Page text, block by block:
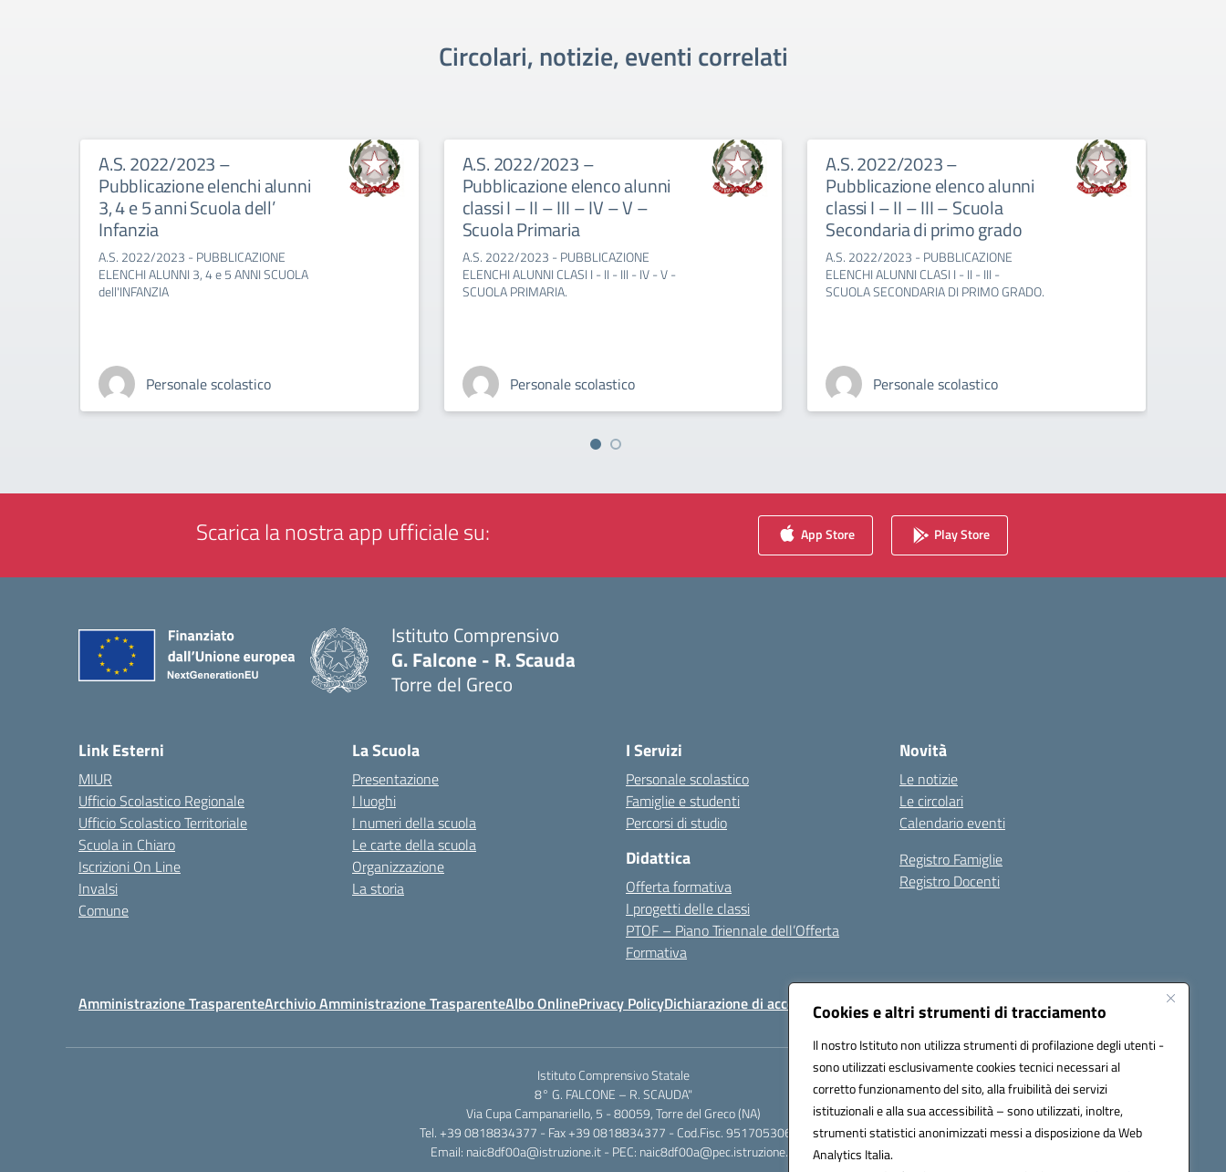
Cookies e altri strumenti di tracciamento
Il nostro Istituto non utilizza strumenti di profilazione degli utenti -
sono utilizzati esclusivamente cookies tecnici necessari al
corretto funzionamento del sito, alla fruibilità dei servizi
istituzionali e alla sua accessibilità – sono utilizzati, inoltre,
strumenti statistici anonimizzati messi a disposizione da Web
Analytics Italia.
Circolari, notizie, eventi correlati
A.S. 2022/2023 –
Pubblicazione elenchi alunni
3, 4 e 5 anni Scuola dell’
Infanzia
A.S. 2022/2023 - PUBBLICAZIONE
ELENCHI ALUNNI 3, 4 e 5 ANNI SCUOLA
dell'INFANZIA
Personale scolastico
A.S. 2022/2023 –
Pubblicazione elenco alunni
classi I – II – III – IV – V –
Scuola Primaria
A.S. 2022/2023 - PUBBLICAZIONE
ELENCHI ALUNNI CLASI I - II - III - IV - V -
SCUOLA PRIMARIA.
Personale scolastico
A.S. 2022/2023 –
Pubblicazione elenco alunni
classi I – II – III – Scuola
Secondaria di primo grado
A.S. 2022/2023 - PUBBLICAZIONE
ELENCHI ALUNNI CLASI I - II - III -
SCUOLA SECONDARIA DI PRIMO GRADO.
Personale scolastico
Scarica la nostra app ufficiale su: App Store Play Store
Istituto Comprensivo
G. Falcone - R. Scauda
Torre del Greco
Link Esterni
MIUR
Ufficio Scolastico Regionale
Ufficio Scolastico Territoriale
Scuola in Chiaro
Iscrizioni On Line
Invalsi
Comune
La Scuola
Presentazione
I luoghi
I numeri della scuola
Le carte della scuola
Organizzazione
La storia
I Servizi
Personale scolastico
Famiglie e studenti
Percorsi di studio
Didattica
Offerta formativa
I progetti delle classi
PTOF – Piano Triennale dell’Offerta
Formativa
Novità
Le notizie
Le circolari
Calendario eventi
Registro Famiglie
Registro Docenti
Amministrazione TrasparenteArchivio Amministrazione TrasparenteAlbo OnlinePrivacy PolicyDichiarazione di accessibilità Note legali
Istituto Comprensivo Statale
8° G. FALCONE – R. SCAUDA"
Via Cupa Campanariello, 5 - 80059, Torre del Greco (NA)
Tel. +39 0818834377 - Fax +39 0818834377 - Cod.Fisc. 95170530638
Email: naic8df00a@istruzione.it - PEC: naic8df00a@pec.istruzione.it